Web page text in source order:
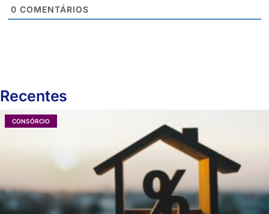
0 COMENTÁRIOS
Recentes
CONSÓRCIO